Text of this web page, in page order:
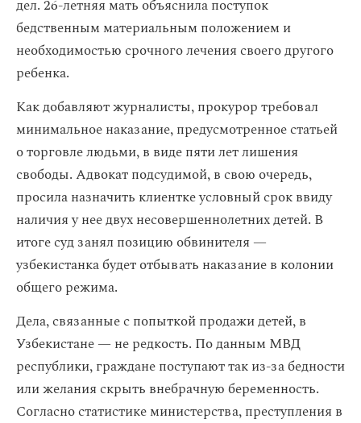
дел. 26-летняя мать объяснила поступок
бедственным материальным положением и
необходимостью срочного лечения своего другого
ребенка.
Как добавляют журналисты, прокурор требовал
минимальное наказание, предусмотренное статьей
о торговле людьми, в виде пяти лет лишения
свободы. Адвокат подсудимой, в свою очередь,
просила назначить клиентке условный срок ввиду
наличия у нее двух несовершеннолетних детей. В
итоге суд занял позицию обвинителя —
узбекистанка будет отбывать наказание в колонии
общего режима.
Дела, связанные с попыткой продажи детей, в
Узбекистане — не редкость. По данным МВД
республики, граждане поступают так из-за бедности
или желания скрыть внебрачную беременность.
Согласно статистике министерства, преступления в